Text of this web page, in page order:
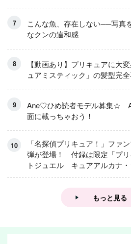
こんな魚、存在しない──写真
なクンの違和感
【動画あり】プリキュアに大
ュアミスティック」の髪型完全
Ane♡ひめ読者モデル募集☆
面に載っちゃおう！
「名探偵プリキュア！」ファ
弾が登場！ 付録は限定「プリ
トジュエル キュアアルカナ・
アイスver.」 キュアエクレー
もっと見る